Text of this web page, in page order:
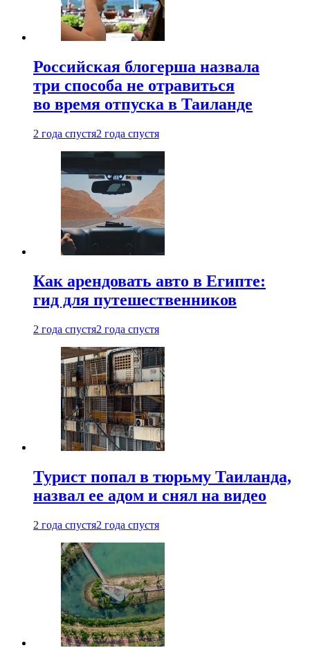
Российская блогерша назвала
три способа не отравиться
во время отпуска в Таиланде
2 года спустя2 года спустя
Как арендовать авто в Египте:
гид для путешественников
2 года спустя2 года спустя
Турист попал в тюрьму Таиланда,
назвал ее адом и снял на видео
2 года спустя2 года спустя